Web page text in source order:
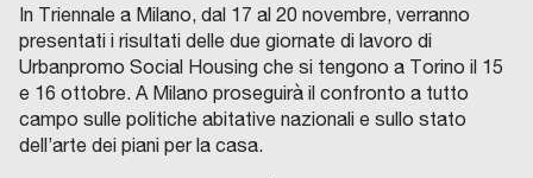
In Triennale a Milano, dal 17 al 20 novembre, verranno
presentati i risultati delle due giornate di lavoro di
Urbanpromo Social Housing che si tengono a Torino il 15
e 16 ottobre. A Milano proseguirà il confronto a tutto
campo sulle politiche abitative nazionali e sullo stato
dell’arte dei piani per la casa.